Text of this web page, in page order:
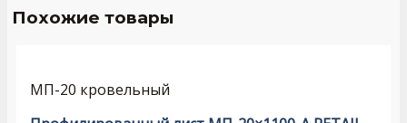
Похожие товары
МП-20 кровельный